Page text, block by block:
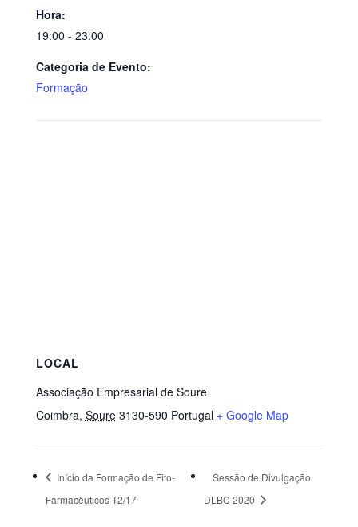
Hora:
19:00 - 23:00
Categoria de Evento:
Formação
LOCAL
Associação Empresarial de Soure
Coimbra, Soure 3130-590 Portugal + Google Map
Início da Formação de Fito-
Farmacêuticos T2/17
Sessão de Divulgação
DLBC 2020